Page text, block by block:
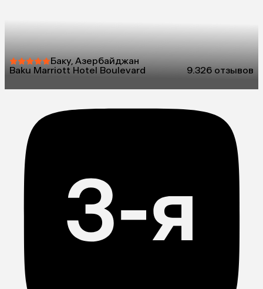
Баку, Азербайджан
Baku Marriott Hotel Boulevard
9.326 отзывов